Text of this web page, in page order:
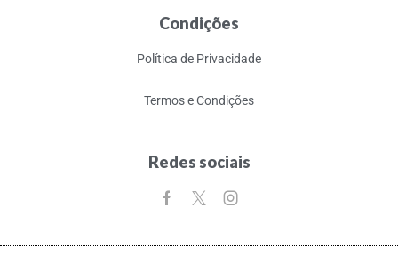
Condições
Política de Privacidade
Termos e Condições
Redes sociais